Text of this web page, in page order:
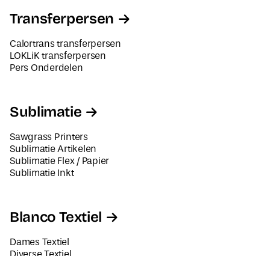
Transferpersen
Calortrans transferpersen
LOKLiK transferpersen
Pers Onderdelen
Sublimatie
Sawgrass Printers
Sublimatie Artikelen
Sublimatie Flex / Papier
Sublimatie Inkt
Blanco Textiel
Dames Textiel